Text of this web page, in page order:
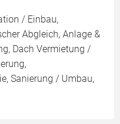
/ Einbau,
Abgleich, Anlage &
Dach Vermietung /
Sanierung / Umbau,